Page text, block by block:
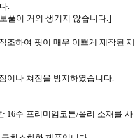
.
풀이 거의 생기지 않습니다.]
조하여 핏이 매우 이쁘게 제작된 제
이나 쳐짐을 방지하였습니다.
16수 프리미엄코튼/폴리 소재를 사